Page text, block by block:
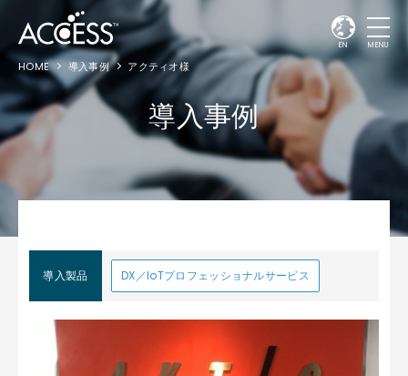
EN MENU
HOME 導入事例 アクティオ様
導入事例
導入製品 DX／IoTプロフェッショナルサービス